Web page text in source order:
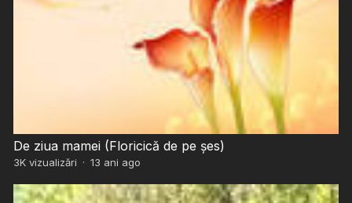
De ziua mamei (Floricică de pe șes)
3Kvizualizări · 13 ani ago